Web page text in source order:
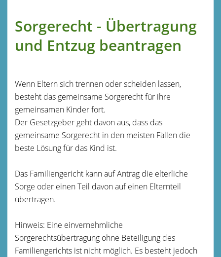
Sorgerecht - Übertragung
und Entzug beantragen
Wenn Eltern sich trennen oder scheiden lassen,
besteht das gemeinsame Sorgerecht für ihre
gemeinsamen Kinder fort.
Der Gesetzgeber geht davon aus, dass das
gemeinsame Sorgerecht in den meisten Fällen die
beste Lösung für das Kind ist.
Das Familiengericht kann auf Antrag die elterliche
Sorge oder einen Teil davon auf einen Elternteil
übertragen.
Hinweis: Eine einvernehmliche
Sorgerechtsübertragung ohne Beteiligung des
Familiengerichts ist nicht möglich. Es besteht jedoch